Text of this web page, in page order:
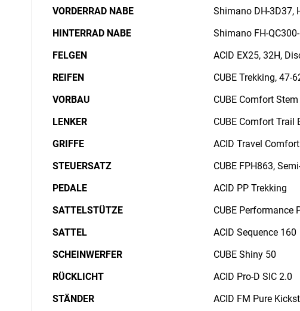
VORDERRAD NABE
Shimano DH-3D37,
HINTERRAD NABE
Shimano FH-
FELGEN
ACID EX25, 32H,
REIFEN
CUBE Trekking, 47-
VORBAU
CUBE Comfort
LENKER
CUBE Comfort Trail
GRIFFE
ACID Travel Comfort
STEUERSATZ
CUBE FPH863,
PEDALE
ACID PP Trekking
SATTELSTÜTZE
CUBE Performance
SATTEL
ACID Sequence 160
SCHEINWERFER
CUBE Shiny 50
RÜCKLICHT
ACID Pro-D SIC 2.0
STÄNDER
ACID FM Pure